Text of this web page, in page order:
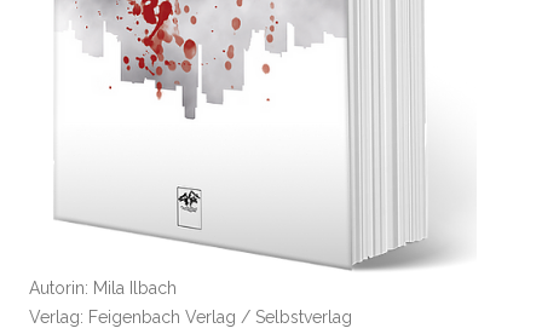
Autorin: Mila Ilbach
Verlag: Feigenbach Verlag / Selbstverlag